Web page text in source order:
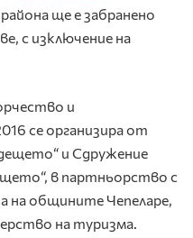
ще е забранено
с изключение на
и
се организира от
и Сдружение
в партньорство с
на общините Чепеларе,
на туризма.